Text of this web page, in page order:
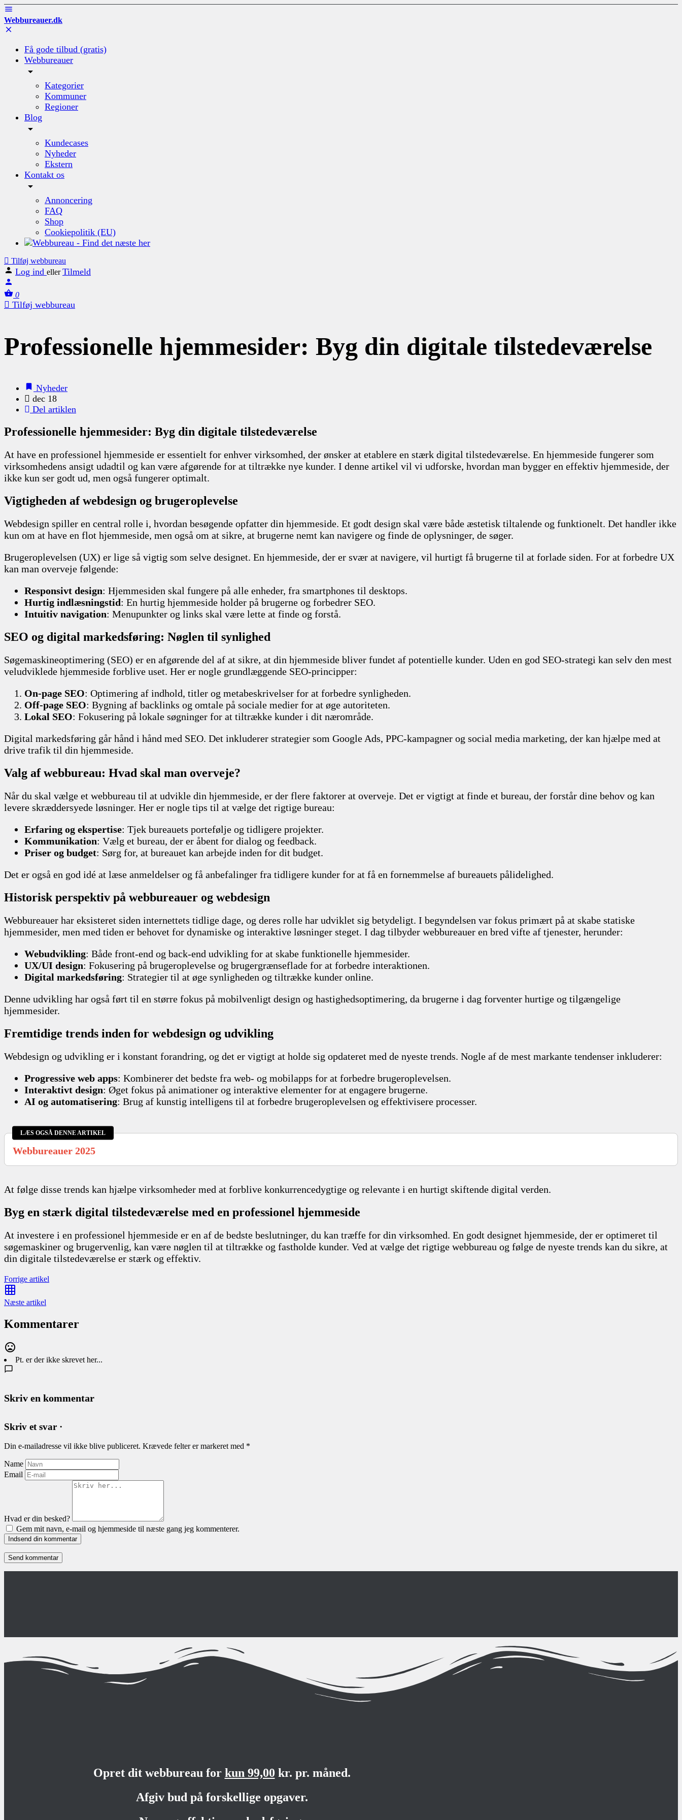
Webbureauer.dk
Få gode tilbud (gratis)
Webbureauer
Kategorier
Kommuner
Regioner
Blog
Kundecases
Nyheder
Ekstern
Kontakt os
Annoncering
FAQ
Shop
Cookiepolitik (EU)
Tilføj webbureau
Log ind eller Tilmeld
0
Tilføj webbureau
Professionelle hjemmesider: Byg din digitale tilstedeværelse
Nyheder
dec 18
Del artiklen
Professionelle hjemmesider: Byg din digitale tilstedeværelse
At have en professionel hjemmeside er essentielt for enhver virksomhed, der ønsker at etablere en stærk digital tilstedeværelse. En hjemmeside fungerer som
virksomhedens ansigt udadtil og kan være afgørende for at tiltrække nye kunder. I denne artikel vil vi udforske, hvordan man bygger en effektiv hjemmeside, der
ikke kun ser godt ud, men også fungerer optimalt.
Vigtigheden af webdesign og brugeroplevelse
Webdesign spiller en central rolle i, hvordan besøgende opfatter din hjemmeside. Et godt design skal være både æstetisk tiltalende og funktionelt. Det handler ikke
kun om at have en flot hjemmeside, men også om at sikre, at brugerne nemt kan navigere og finde de oplysninger, de søger.
Brugeroplevelsen (UX) er lige så vigtig som selve designet. En hjemmeside, der er svær at navigere, vil hurtigt få brugerne til at forlade siden. For at forbedre UX
kan man overveje følgende:
Responsivt design: Hjemmesiden skal fungere på alle enheder, fra smartphones til desktops.
Hurtig indlæsningstid: En hurtig hjemmeside holder på brugerne og forbedrer SEO.
Intuitiv navigation: Menupunkter og links skal være lette at finde og forstå.
SEO og digital markedsføring: Nøglen til synlighed
Søgemaskineoptimering (SEO) er en afgørende del af at sikre, at din hjemmeside bliver fundet af potentielle kunder. Uden en god SEO-strategi kan selv den mest
veludviklede hjemmeside forblive uset. Her er nogle grundlæggende SEO-principper:
On-page SEO: Optimering af indhold, titler og metabeskrivelser for at forbedre synligheden.
Off-page SEO: Bygning af backlinks og omtale på sociale medier for at øge autoriteten.
Lokal SEO: Fokusering på lokale søgninger for at tiltrække kunder i dit nærområde.
Digital markedsføring går hånd i hånd med SEO. Det inkluderer strategier som Google Ads, PPC-kampagner og social media marketing, der kan hjælpe med at
drive trafik til din hjemmeside.
Valg af webbureau: Hvad skal man overveje?
Når du skal vælge et webbureau til at udvikle din hjemmeside, er der flere faktorer at overveje. Det er vigtigt at finde et bureau, der forstår dine behov og kan
levere skræddersyede løsninger. Her er nogle tips til at vælge det rigtige bureau:
Erfaring og ekspertise: Tjek bureauets portefølje og tidligere projekter.
Kommunikation: Vælg et bureau, der er åbent for dialog og feedback.
Priser og budget: Sørg for, at bureauet kan arbejde inden for dit budget.
Det er også en god idé at læse anmeldelser og få anbefalinger fra tidligere kunder for at få en fornemmelse af bureauets pålidelighed.
Historisk perspektiv på webbureauer og webdesign
Webbureauer har eksisteret siden internettets tidlige dage, og deres rolle har udviklet sig betydeligt. I begyndelsen var fokus primært på at skabe statiske
hjemmesider, men med tiden er behovet for dynamiske og interaktive løsninger steget. I dag tilbyder webbureauer en bred vifte af tjenester, herunder:
Webudvikling: Både front-end og back-end udvikling for at skabe funktionelle hjemmesider.
UX/UI design: Fokusering på brugeroplevelse og brugergrænseflade for at forbedre interaktionen.
Digital markedsføring: Strategier til at øge synligheden og tiltrække kunder online.
Denne udvikling har også ført til en større fokus på mobilvenligt design og hastighedsoptimering, da brugerne i dag forventer hurtige og tilgængelige
hjemmesider.
Fremtidige trends inden for webdesign og udvikling
Webdesign og udvikling er i konstant forandring, og det er vigtigt at holde sig opdateret med de nyeste trends. Nogle af de mest markante tendenser inkluderer:
Progressive web apps: Kombinerer det bedste fra web- og mobilapps for at forbedre brugeroplevelsen.
Interaktivt design: Øget fokus på animationer og interaktive elementer for at engagere brugerne.
AI og automatisering: Brug af kunstig intelligens til at forbedre brugeroplevelsen og effektivisere processer.
LÆS OGSÅ DENNE ARTIKEL
Webbureauer 2025
At følge disse trends kan hjælpe virksomheder med at forblive konkurrencedygtige og relevante i en hurtigt skiftende digital verden.
Byg en stærk digital tilstedeværelse med en professionel hjemmeside
At investere i en professionel hjemmeside er en af de bedste beslutninger, du kan træffe for din virksomhed. En godt designet hjemmeside, der er optimeret til
søgemaskiner og brugervenlig, kan være nøglen til at tiltrække og fastholde kunder. Ved at vælge det rigtige webbureau og følge de nyeste trends kan du sikre, at
din digitale tilstedeværelse er stærk og effektiv.
Forrige artikel
Næste artikel
Kommentarer
Pt. er der ikke skrevet her...
Skriv en kommentar
Skriv et svar ·
Din e-mailadresse vil ikke blive publiceret. Krævede felter er markeret med *
Name
Email
Hvad er din besked?
Gem mit navn, e-mail og hjemmeside til næste gang jeg kommenterer.
Indsend din kommentar
Opret dit webbureau for kun 99,00 kr. pr. måned.
Afgiv bud på forskellige opgaver.